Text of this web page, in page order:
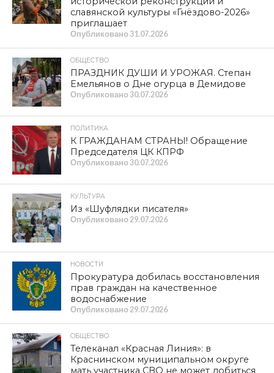
ОБЩЕСТВО
Телеканал «Красная Линия»: в
Краснинском муниципальном округе
мать участника СВО не может
добиться ремонта жилья
ОБЩЕСТВО
Верховный Суд РФ: принуждение к
электронному голосованию — это
преступление
КУЛЬТУРА
В Смоленске продолжаются летние
кинопоказы на большом экране в
сквере имени воеводы Михаила
Шеина
ПРОЛИСТАТЬ СВЕЖИЙ НОМЕР
ЛЕНТА НОВОСТЕЙ
НОВОСТИ
бюллетене
Опубликовано